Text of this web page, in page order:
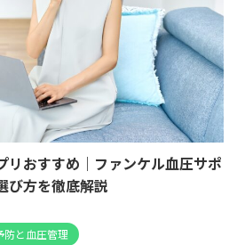
リおすすめ｜ファンケル血圧サポ
び方を徹底解説
防と血圧管理